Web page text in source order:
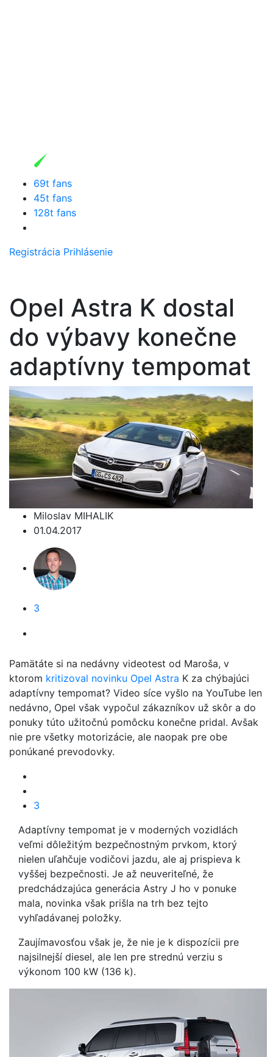
69t fans
45t fans
128t fans
Registrácia Prihlásenie
Opel Astra K dostal
do výbavy konečne
adaptívny tempomat
Miloslav MIHALIK
01.04.2017
3
Pamätáte si na nedávny videotest od Maroša, v
ktorom kritizoval novinku Opel Astra K za chýbajúci
adaptívny tempomat? Video síce vyšlo na YouTube len
nedávno, Opel však vypočul zákazníkov už skôr a do
ponuky túto užitočnú pomôcku konečne pridal. Avšak
nie pre všetky motorizácie, ale naopak pre obe
ponúkané prevodovky.
3
Adaptívny tempomat je v moderných vozidlách
veľmi dôležitým bezpečnostným prvkom, ktorý
nielen uľahčuje vodičovi jazdu, ale aj prispieva k
vyššej bezpečnosti. Je až neuveriteľné, že
predchádzajúca generácia Astry J ho v ponuke
mala, novinka však prišla na trh bez tejto
vyhľadávanej položky.
Zaujímavosťou však je, že nie je k dispozícii pre
najsilnejší diesel, ale len pre strednú verziu s
výkonom 100 kW (136 k).